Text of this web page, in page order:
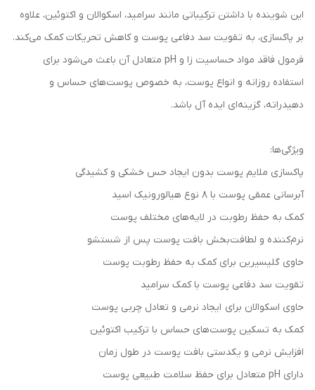
این شوینده با داشتن ترکیباتی مانند سرامید، اسکوالان و اکتوئین، علاوه
بر پاکسازی، به تقویت سد دفاعی پوست و کاهش تحریکات کمک می‌کند.
فرمول فاقد مواد حساسیت زا و pH متعادل آن باعث می‌شود برای
استفاده روزانه و انواع پوست، به خصوص پوست‌های حساس و
دهیدراته، گزینه‌ای ایده آل باشد.
ویژگی‌ها:
پاکسازی ملایم پوست بدون ایجاد حس خشکی و کشیدگی
آبرسانی عمقی پوست با 8 نوع هیالورونیک اسید
کمک به حفظ رطوبت در لایه‌های مختلف پوست
نرم‌کننده و لطافت‌بخش بافت پوست پس از شستشو
حاوی گلیسیرین برای کمک به حفظ رطوبت پوست
تقویت سد دفاعی پوست با کمک سرامید
حاوی اسکوالان برای ایجاد نرمی و تعادل چربی پوست
کمک به تسکین پوست‌های حساس با ترکیب اکتوئین
افزایش نرمی و یکدستی بافت پوست در طول زمان
دارای pH متعادل برای حفظ سلامت طبیعی پوست